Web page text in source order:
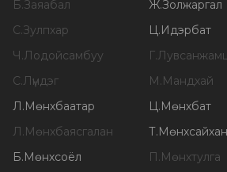
Б.Заяабал Ж.Золжаргал
С.Зулпхар Ц. Идэрбат
Ч .Лодойсамбуу Г.
С.Лүндэг М . Мандхай
Л . Мөнхбаатар Ц. Мөнхбат
Л . Мөнхбаясгалан Т. Мөнхсайхан
Б. Мөнхсоёл П . Мөнхтулга